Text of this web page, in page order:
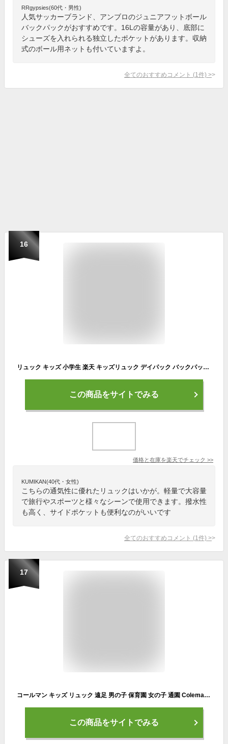
RRgypsies(60代・男性)
人気サッカーブランド、アンブロのジュニアフットボール
バックパックがおすすめです。16Lの容量があり、底部に
シューズを入れられる独立したポケットがあります。収納
式のボール用ネットも付いていますよ。
全てのおすすめコメント (1 件) >
16
リュック キッズ 小学生 楽天 キッズリュック デイパック バックパック リュックサック 男の子 女の子 小学校 高学年 遠足 教科書 A4 大容量 通気性 撥水 はっ水 ナイロン 軽量 かっこいい サイドポケット アウトドア キャンプ 通学 おしゃれ
この商品をサイトでみる
価格と在庫を楽天でチェック >>
KUMIKAN(40代・女性)
こちらの通気性に優れたリュックはいかが。軽量で大容量
で旅行やスポーツと様々なシーンで使用できます。撥水性
も高く、サイドポケットも便利なのがいいです
全てのおすすめコメント (1 件) >
17
コールマン キッズ リュック 遠足 男の子 保育園 女の子 通園 Coleman リュック キッズ 小学生 低学年 アウトドア 10L 軽量 リフレクター 人気 リュックサック デイパック 入園 幼稚園 通学 子供
この商品をサイトでみる